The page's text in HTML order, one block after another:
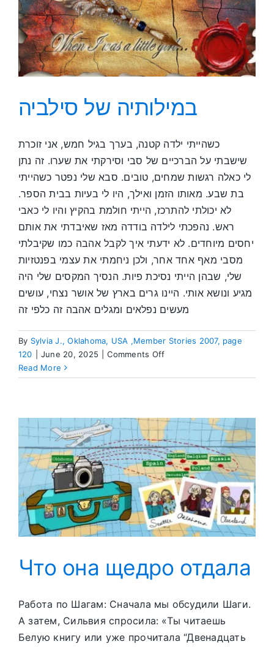
במילותיה של סילביה
כשהייתי ילדה קטנה, בערך בגיל חמש, אני זוכרת
שישבתי על הברכיים של סבי וסירקתי את שערו. זה נתן
לי כאלה רגשות שמחים, טובים. סבא שלי נפטר כשהייתי
בת שבע. מאותו הזמן ואילך, היו לי בעיות בבית הספר.
לא יכולתי להתרכז, הייתי חולמת בהקיץ והיו לי כאבי
ראש. נהפכתי לילדה בודדה מאז שאיבדתי את אותם
יחסים מיוחדים. לא ידעתי איך לקבל אהבה כמו שקיבלתי
מסבי מאף אחד אחר, ולכן ניחמתי את עצמי בפנטזיות
שלי, שבהן הייתי נסיכת פיות. הנסיך המקסים שלי היה
מגיע ונושא אותי. היינו גרים בארץ של אושר נצחי, עושים
מעשים נפלאים ומגלים אהבה זה כלפי זה
By Sylvia J., Oklahoma, USA ,Member Stories 2007, page
120
June 20, 2025 Comments Offon
של
Read More
Что она щедро отдала
Работа по Шагам: Сначала мы обсудили Шаги.
А затем, Сильвия спросила: «Ты читаешь
Белую книгу или уже прочитала “Двенадцать